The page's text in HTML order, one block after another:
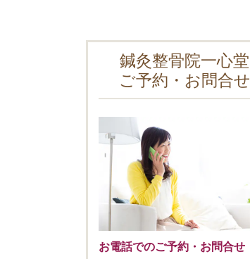
鍼灸整骨院一心堂
ご予約・お問合せ
お電話でのご予約・お問合せ